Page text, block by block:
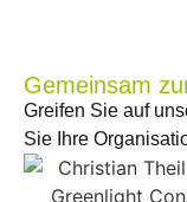
Gemeinsam
Greifen Sie auf
Sie Ihre